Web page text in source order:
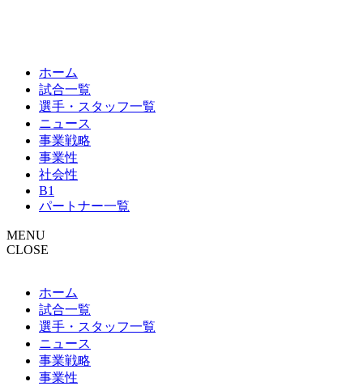
ホーム
試合一覧
選手・スタッフ一覧
ニュース
事業戦略
事業性
社会性
B1
パートナー一覧
MENU
CLOSE
ホーム
試合一覧
選手・スタッフ一覧
ニュース
事業戦略
事業性